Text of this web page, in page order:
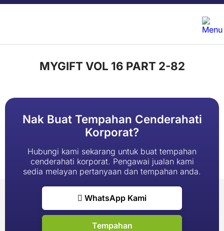
MYGIFT VOL 16 PART 2-82
Nak Buat Tempahan Cenderahati
Korporat?
Hubungi kami sekarang untuk buat tempahan
cenderahati korporat. Pengawai jualan kami
sedia melayan pertanyaan dan tempahan anda.
WhatsApp Kami
Tempahan